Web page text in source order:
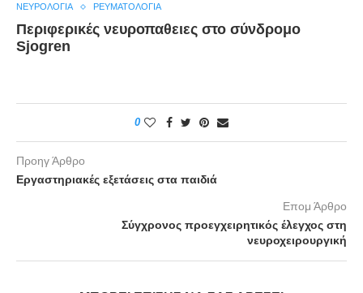
ΝΕΥΡΟΛΟΓΊΑ ΡΕΥΜΑΤΟΛΟΓΊΑ
Περιφερικές νευροπαθειες στο σύνδρομο
Sjogren
0
Προηγ Άρθρο
Εργαστηριακές εξετάσεις στα παιδιά
Επομ Άρθρο
Σύγχρονος προεγχειρητικός έλεγχος στη
νευροχειρουργική